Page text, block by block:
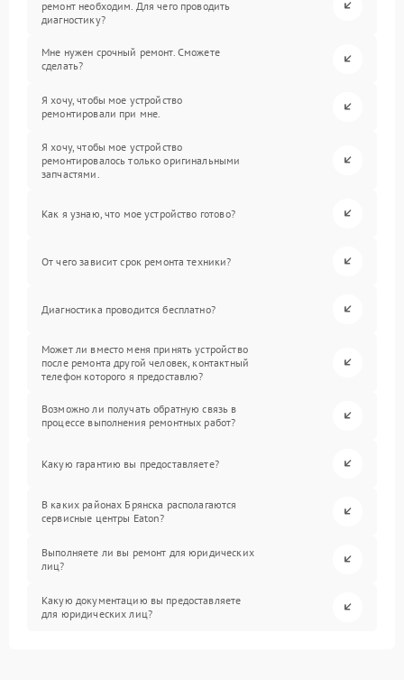
ремонт необходим. Для чего проводить
диагностику?
Мне нужен срочный ремонт. Сможете
сделать?
Я хочу, чтобы мое устройство
ремонтировали при мне.
Я хочу, чтобы мое устройство
ремонтировалось только оригинальными
запчастями.
Как я узнаю, что мое устройство готово?
От чего зависит срок ремонта техники?
Диагностика проводится бесплатно?
Может ли вместо меня принять устройство
после ремонта другой человек, контактный
телефон которого я предоставлю?
Возможно ли получать обратную связь в
процессе выполнения ремонтных работ?
Какую гарантию вы предоставляете?
В каких районах Брянска располагаются
сервисные центры Eaton?
Выполняете ли вы ремонт для юридических
лиц?
Какую документацию вы предоставляете
для юридических лиц?